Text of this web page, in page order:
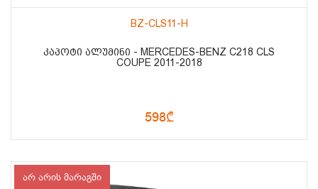
BZ-CLS11-H
ᲙᲐᲞᲝᲢᲘ ᲐᲚᲣᲛᲘᲜᲘ - MERCEDES-BENZ C218 CLS
COUPE 2011-2018
598₾
არ არის მარაგში